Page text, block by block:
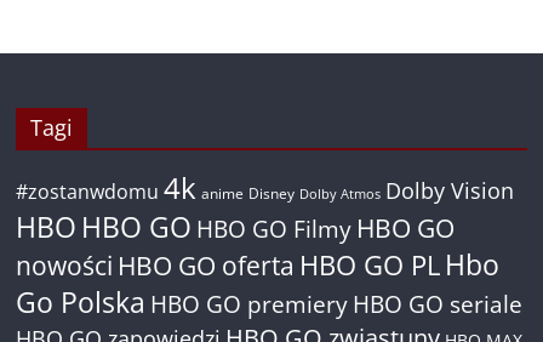
Tagi
#zostanwdomu 4k anime Disney Dolby Atmos Dolby Vision
HBO HBO GO HBO GO Filmy HBO GO
nowości HBO GO oferta HBO GO PL Hbo
Go Polska HBO GO premiery HBO GO seriale